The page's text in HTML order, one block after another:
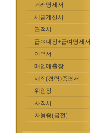
거래명세서
세금계산서
견적서
급여대장+급여명세서
이력서
매입매출장
재직(경력)증명서
위임장
사직서
차용증(금전)